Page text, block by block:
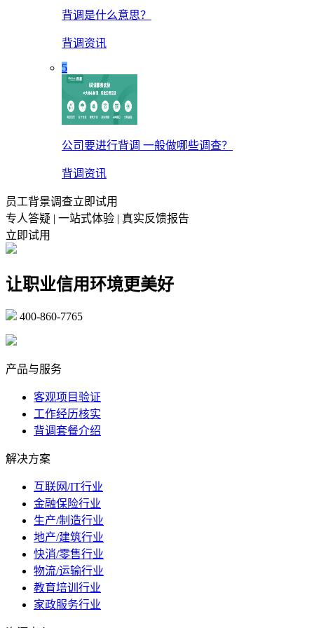
背调是什么意思？
背调资讯
5
公司要进行背调 一般做哪些调查？
背调资讯
员工背景调查立即试用
专人答疑 | 一站式体验 | 真实反馈报告
立即试用
让职业信用环境更美好
400-860-7765
产品与服务
客观项目验证
工作经历核实
背调套餐介绍
解决方案
互联网/IT行业
金融保险行业
生产/制造行业
地产/建筑行业
快消/零售行业
物流/运输行业
教育培训行业
家政服务行业